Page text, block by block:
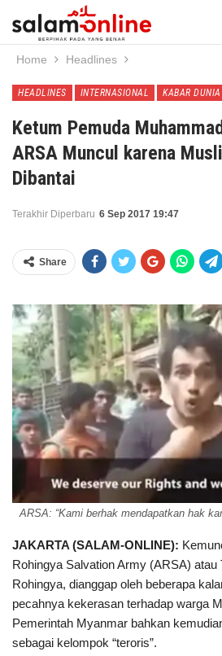
Home Headlines
HEADLINES INTERNASIONAL KABAR DUNIA
Ketum Pemuda
ARSA Muncul karena
Dibantai
Terakhir Diperbaru 6 Sep 2017 19:47
Share
ARSA: “Kami berhak mendapatkan hak
JAKARTA (SALAM-ONLINE):
Rohingya Salvation Army (ARSA) atau
Rohingya, dianggap oleh beberapa
pecahnya kekerasan terhadap warga
Pemerintah Myanmar bahkan
sebagai kelompok “teroris”.